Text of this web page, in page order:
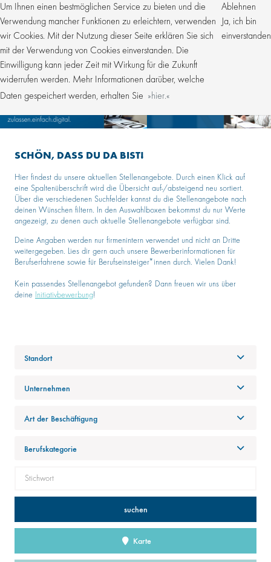
Um Ihnen einen bestmöglichen Service zu bieten und die
Verwendung mancher Funktionen zu erleichtern, verwenden
wir Cookies. Mit der Nutzung dieser Seite erklären Sie sich
mit der Verwendung von Cookies einverstanden. Die
Einwilligung kann jeder Zeit mit Wirkung für die Zukunft
widerrufen werden. Mehr Informationen darüber, welche
Daten gespeichert werden, erhalten Sie
hier.
Ablehnen
Ja, ich bin
einverstanden
SCHÖN, DASS DU DA BIST!
Hier findest du unsere aktuellen Stellenangebote. Durch einen Klick auf
eine Spaltenüberschrift wird die Übersicht auf-/absteigend neu sortiert.
Über die verschiedenen Suchfelder kannst du die Stellenangebote nach
deinen Wünschen filtern. In den Auswahlboxen bekommst du nur Werte
angezeigt, zu denen auch aktuelle Stellenangebote verfügbar sind.
Deine Angaben werden nur firmenintern verwendet und nicht an Dritte
weitergegeben. Lies dir gern auch unsere Bewerberinformationen für
Berufserfahrene sowie für Berufseinsteiger*innen durch. Vielen Dank!
Kein passendes Stellenangebot gefunden? Dann freuen wir uns über
deine
Initiativbewerbung!
Standort
Unternehmen
Art der Beschäftigung
Berufskategorie
Karte
suchen